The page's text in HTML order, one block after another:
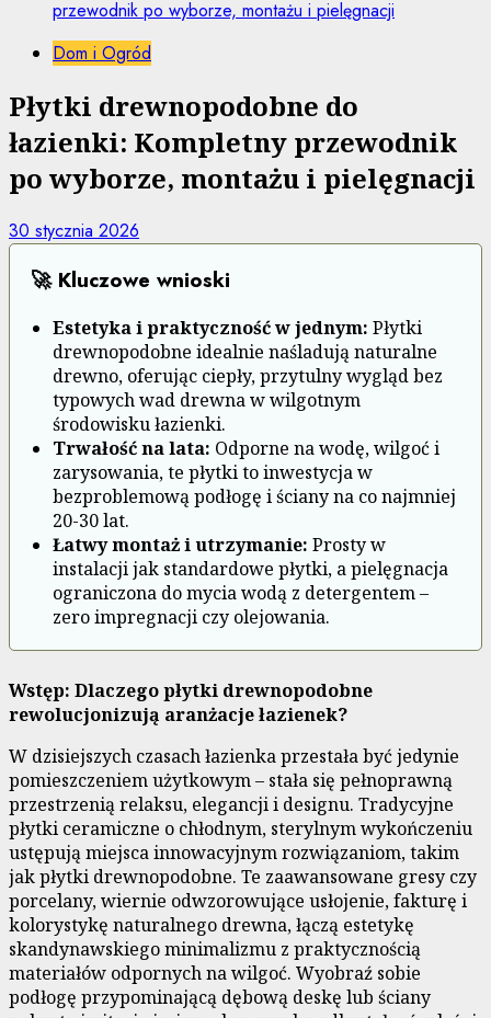
przewodnik po wyborze, montażu i pielęgnacji
Dom i Ogród
Płytki drewnopodobne do
łazienki: Kompletny przewodnik
po wyborze, montażu i pielęgnacji
30 stycznia 2026
🚀 Kluczowe wnioski
Estetyka i praktyczność w jednym: Płytki
drewnopodobne idealnie naśladują naturalne
drewno, oferując ciepły, przytulny wygląd bez
typowych wad drewna w wilgotnym
środowisku łazienki.
Trwałość na lata: Odporne na wodę, wilgoć i
zarysowania, te płytki to inwestycja w
bezproblemową podłogę i ściany na co najmniej
20-30 lat.
Łatwy montaż i utrzymanie: Prosty w
instalacji jak standardowe płytki, a pielęgnacja
ograniczona do mycia wodą z detergentem –
zero impregnacji czy olejowania.
Wstęp: Dlaczego płytki drewnopodobne
rewolucjonizują aranżacje łazienek?
W dzisiejszych czasach łazienka przestała być jedynie
pomieszczeniem użytkowym – stała się pełnoprawną
przestrzenią relaksu, elegancji i designu. Tradycyjne
płytki ceramiczne o chłodnym, sterylnym wykończeniu
ustępują miejsca innowacyjnym rozwiązaniom, takim
jak płytki drewnopodobne. Te zaawansowane gresy czy
porcelany, wiernie odwzorowujące usłojenie, fakturę i
kolorystykę naturalnego drewna, łączą estetykę
skandynawskiego minimalizmu z praktycznością
materiałów odpornych na wilgoć. Wyobraź sobie
podłogę przypominającą dębową deskę lub ściany